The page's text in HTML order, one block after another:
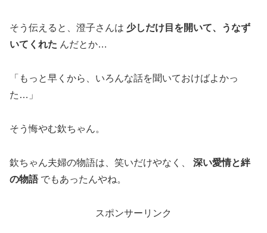
そう伝えると、澄子さんは 少しだけ目を開いて、うなず
いてくれた んだとか…
「もっと早くから、いろんな話を聞いておけばよかっ
た…」
そう悔やむ欽ちゃん。
欽ちゃん夫婦の物語は、笑いだけやなく、 深い愛情と絆
の物語でもあったんやね。
スポンサーリンク